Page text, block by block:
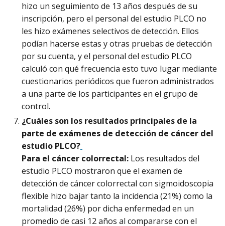
hizo un seguimiento de 13 años después de su
inscripción, pero el personal del estudio PLCO no
les hizo exámenes selectivos de detección. Ellos
podían hacerse estas y otras pruebas de detección
por su cuenta, y el personal del estudio PLCO
calculó con qué frecuencia esto tuvo lugar mediante
cuestionarios periódicos que fueron administrados
a una parte de los participantes en el grupo de
control.
¿Cuáles son los resultados principales de la
parte de exámenes de detección de cáncer del
estudio PLCO?
Para el cáncer colorrectal: Los resultados del
estudio PLCO mostraron que el examen de
detección de cáncer colorrectal con sigmoidoscopia
flexible hizo bajar tanto la incidencia (21%) como la
mortalidad (26%) por dicha enfermedad en un
promedio de casi 12 años al compararse con el